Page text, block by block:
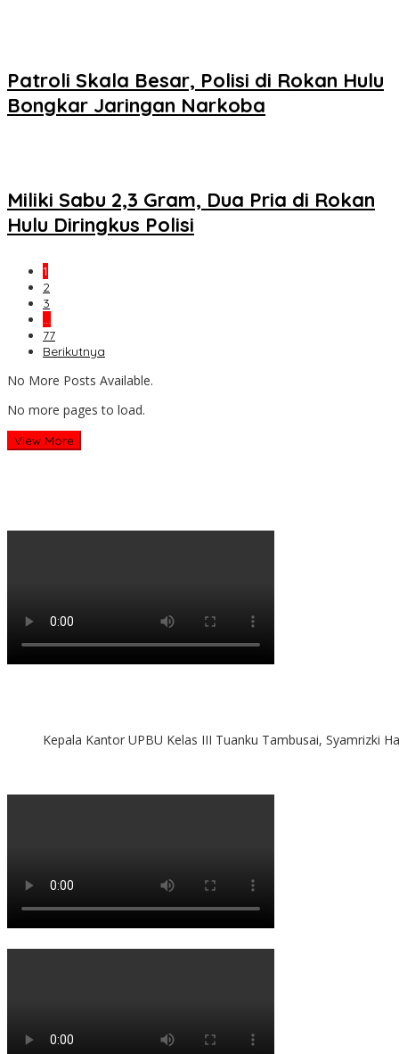
Patroli Skala Besar, Polisi di Rokan Hulu
Bongkar Jaringan Narkoba
Miliki Sabu 2,3 Gram, Dua Pria di Rokan
Hulu Diringkus Polisi
1
2
3
…
77
Berikutnya
No More Posts Available.
No more pages to load.
View More
Kepala Kantor UPBU Kelas III Tuanku Tambusai, Syamrizki